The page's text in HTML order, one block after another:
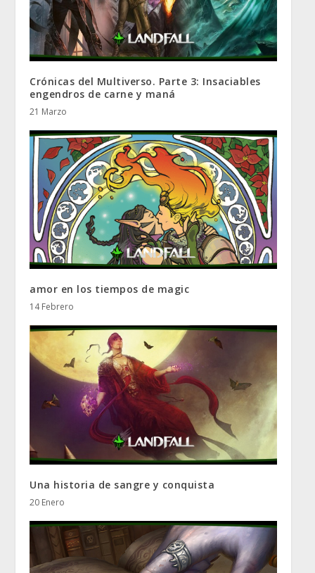
Crónicas del Multiverso. Parte 3: Insaciables
engendros de carne y maná
21 Marzo
amor en los tiempos de magic
14 Febrero
Una historia de sangre y conquista
20 Enero